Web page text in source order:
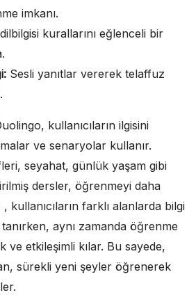
imkanı.
kurallarını eğlenceli bir
Sesli yanıtlar vererek telaffuz
kullanıcıların ilgisini
ve senaryolar kullanır.
seyahat, günlük yaşam gibi
dersler, öğrenmeyi daha
kullanıcıların farklı alanlarda bilgi
aynı zamanda öğrenme
ve etkileşimli kılar. Bu sayede,
sürekli yeni şeyler öğrenerek